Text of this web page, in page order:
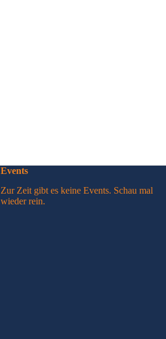
Events
Zur Zeit gibt es keine Events. Schau mal
wieder rein.